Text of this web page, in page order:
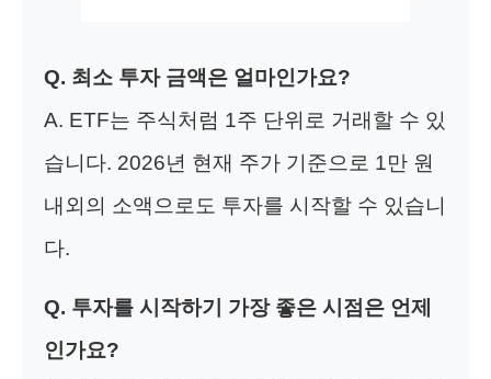
Q. 최소 투자 금액은 얼마인가요?
A. ETF는 주식처럼 1주 단위로 거래할 수 있
습니다. 2026년 현재 주가 기준으로 1만 원
내외의 소액으로도 투자를 시작할 수 있습니
다.
Q. 투자를 시작하기 가장 좋은 시점은 언제
인가요?